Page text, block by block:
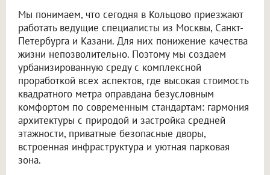
Мы понимаем, что сегодня в Кольцово приезжают
работать ведущие специалисты из Москвы, Санкт-
Петербурга и Казани. Для них понижение качества
жизни непозволительно. Поэтому мы создаем
урбанизированную среду с комплексной
проработкой всех аспектов, где высокая стоимость
квадратного метра оправдана безусловным
комфортом по современным стандартам: гармония
архитектуры с природой и застройка средней
этажности, приватные безопасные дворы,
встроенная инфраструктура и уютная парковая
зона.